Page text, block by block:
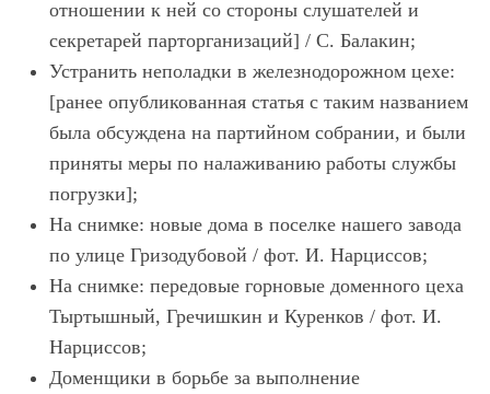
отношении к ней со стороны слушателей и
секретарей парторганизаций] / С. Балакин;
Устранить неполадки в железнодорожном цехе:
[ранее опубликованная статья с таким названием
была обсуждена на партийном собрании, и были
приняты меры по налаживанию работы службы
погрузки];
На снимке: новые дома в поселке нашего завода
по улице Гризодубовой / фот. И. Нарциссов;
На снимке: передовые горновые доменного цеха
Тыртышный, Гречишкин и Куренков / фот. И.
Нарциссов;
Доменщики в борьбе за выполнение